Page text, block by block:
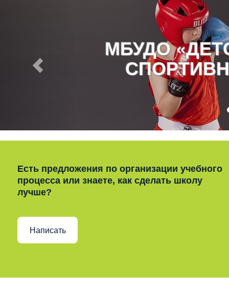
МБУДО
Есть предложения по организации учебного
процесса или знаете, как сделать школу
лучше?
Написать